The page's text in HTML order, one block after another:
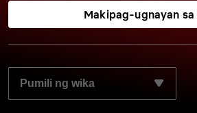
Makipag-ugnayan sa
PILIIN ANG GUSTO MONG WIKA: